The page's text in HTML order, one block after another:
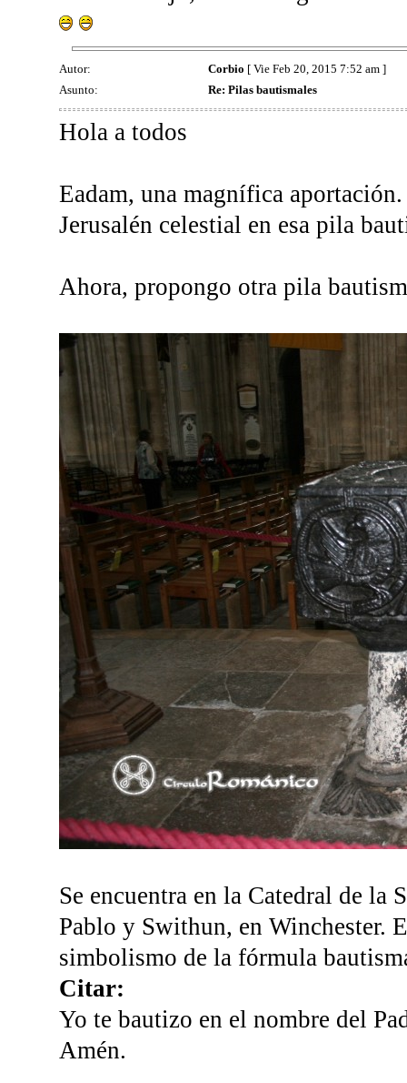
Autor: Corbio [ Vie Feb 20, 2015 7:52 am ]
Asunto:
Re: Pilas bautismales
Hola a todos
Eadam, una magnífica
Jerusalén celestial en esa pila
Ahora, propongo otra pila
Se encuentra en la Catedral de la
Pablo y Swithun, en Winchester.
simbolismo de la fórmula
Citar:
Yo te bautizo en el nombre del
Amén.